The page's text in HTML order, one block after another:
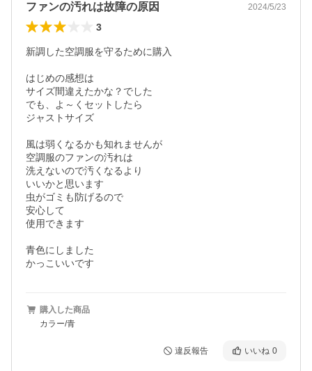
ファンの汚れは故障の原因 2024/5/23
3
新調した空調服を守るために購入
はじめの感想は
サイズ間違えたかな？でした
でも、よ～くセットしたら
ジャストサイズ
風は弱くなるかも知れませんが
空調服のファンの汚れは
洗えないので汚くなるより
いいかと思います
虫がゴミも防げるので
安心して
使用できます
青色にしました
かっこいいです
購入した商品
カラー/青
違反報告 いいね 0